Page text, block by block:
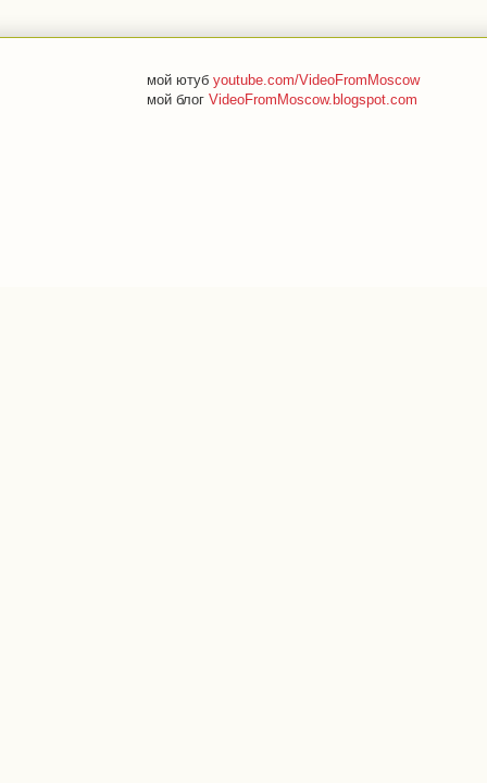
мой ютуб youtube.com/VideoFromMoscow
мой блог VideoFromMoscow.blogspot.com